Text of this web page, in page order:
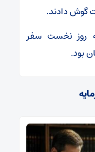
گوش دادند.
روز نخست سفر
بود.